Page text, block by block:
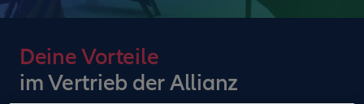
Deine Vorteile
im Vertrieb der Allianz